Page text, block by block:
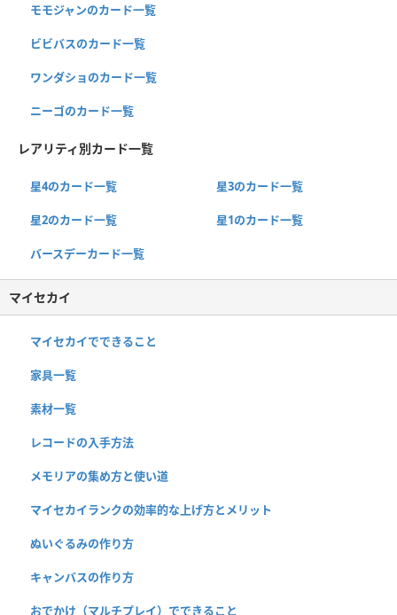
モモジャンのカード一覧
ビビバスのカード一覧
ワンダショのカード一覧
ニーゴのカード一覧
レアリティ別カード一覧
星4のカード一覧 星3のカード一覧
星2のカード一覧 星1のカード一覧
バースデーカード一覧
マイセカイ
マイセカイでできること
家具一覧
素材一覧
レコードの入手方法
メモリアの集め方と使い道
マイセカイランクの効率的な上げ方とメリット
ぬいぐるみの作り方
キャンバスの作り方
おでかけ（マルチプレイ）でできること